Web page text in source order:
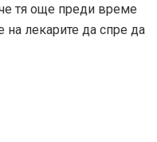
тя още преди време
на лекарите да спре да